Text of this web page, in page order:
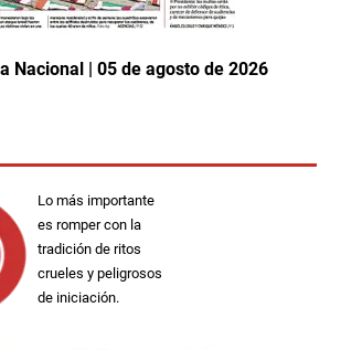
Nacional | 05 de agosto de 2026
Lo más importante
es romper con la
tradición de ritos
crueles y peligrosos
de iniciación.